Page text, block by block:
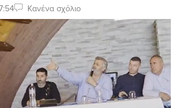
Κανένα σχόλιο